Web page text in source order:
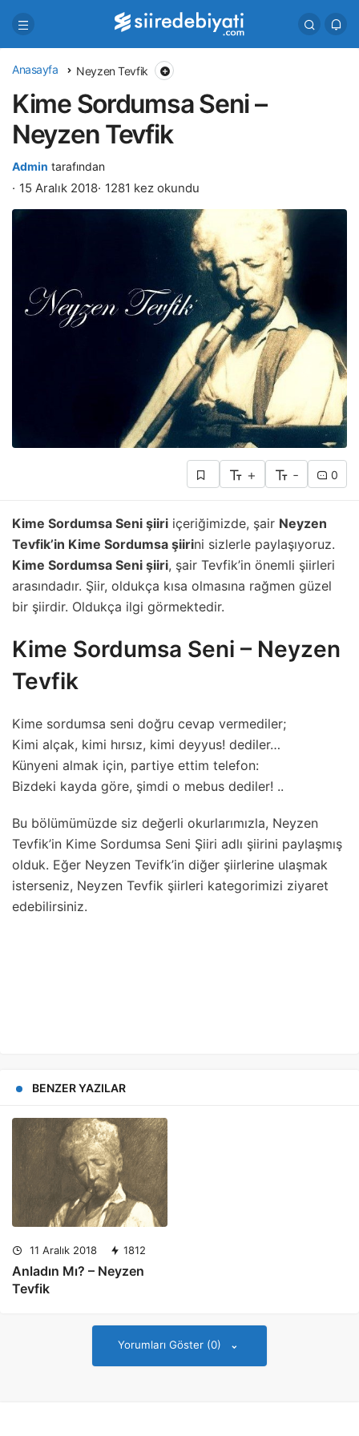
Anasayfa Neyzen Tevfik
Kime Sordumsa Seni –
Neyzen Tevfik
Admin tarafından
15 Aralık 2018 1281 kez okundu
+ - 0
Kime Sordumsa Seni şiiri içeriğimizde, şair Neyzen
Tevfik’in Kime Sordumsa şiirini sizlerle paylaşıyoruz.
Kime Sordumsa Seni şiiri, şair Tevfik’in önemli şiirleri
arasındadır. Şiir, oldukça kısa olmasına rağmen güzel
bir şiirdir. Oldukça ilgi görmektedir.
Kime Sordumsa Seni – Neyzen
Tevfik
Kime sordumsa seni doğru cevap vermediler;
Kimi alçak, kimi hırsız, kimi deyyus! dediler…
Künyeni almak için, partiye ettim telefon:
Bizdeki kayda göre, şimdi o mebus dediler! ..
Bu bölümümüzde siz değerli okurlarımızla, Neyzen
Tevfik’in Kime Sordumsa Seni Şiiri adlı şiirini paylaşmış
olduk. Eğer Neyzen Tevifk’in diğer şiirlerine ulaşmak
isterseniz, Neyzen Tevfik şiirleri kategorimizi ziyaret
edebilirsiniz.
BENZER YAZILAR
11 Aralık 2018 1812
Anladın Mı? – Neyzen
Tevfik
Yorumları Göster (0)